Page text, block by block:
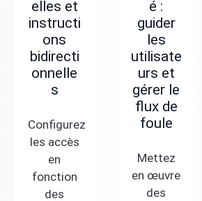
elles et
instructi
ons
bidirecti
onnelle
s
Configurez
les accès
en
fonction
des
é :
guider
les
utilisate
urs et
gérer le
flux de
foule
Mettez
en œuvre
des